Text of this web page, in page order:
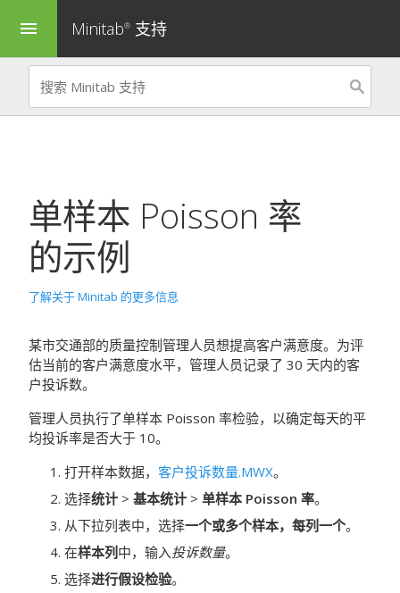
menu Minitab® 支持
单样本 Poisson 率
的示例
了解关于 Minitab 的更多信息
某市交通部的质量控制管理人员想提高客户满意度。为评
估当前的客户满意度水平，管理人员记录了 30 天内的客
户投诉数。
管理人员执行了单样本 Poisson 率检验，以确定每天的平
均投诉率是否大于 10。
打开样本数据， 客户投诉数量.MWX。
选择统计 > 基本统计 > 单样本 Poisson 率。
从下拉列表中，选择一个或多个样本，每列一个。
在样本列 中，输入投诉数量。
选择进行假设检验。